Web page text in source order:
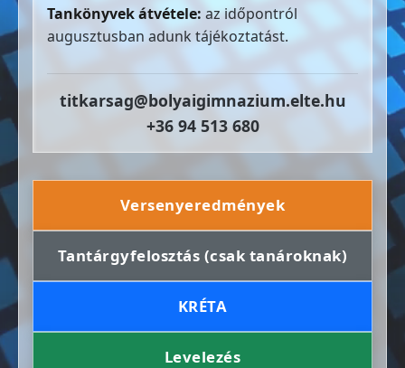
Tankönyvek átvétele: az időpontról
augusztusban adunk tájékoztatást.
titkarsag@bolyaigimnazium.elte.hu
+36 94 513 680
Versenyeredmények
Tantárgyfelosztás (csak tanároknak)
KRÉTA
Levelezés